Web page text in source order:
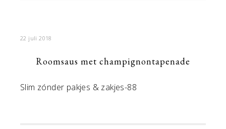
22 juli 2018
Roomsaus met champignontapenade
Slim zónder pakjes & zakjes-88